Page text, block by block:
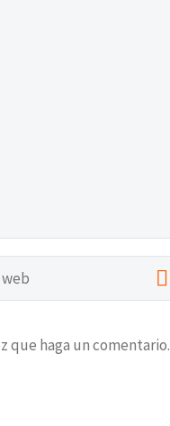
que haga un comentario.